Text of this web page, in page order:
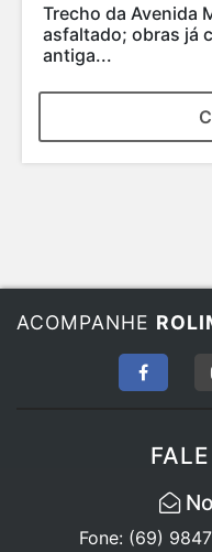
Trecho da Avenida
asfaltado; obras já
antiga...
ACOMPANHE
Fone: (69)